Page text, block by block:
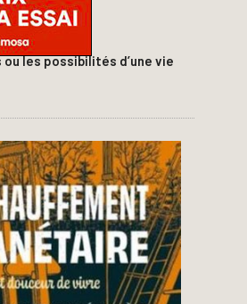
les possibilités d’une vie